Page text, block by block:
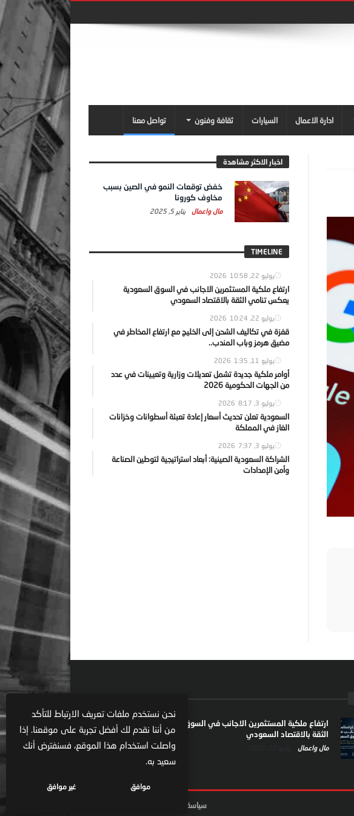
ادارة الاعمال السيارات ثقافة وفنون تواصل معنا
اخبار الاكثر مشاهدة
خفض توقعات النمو في الصين بسبب
مخاوف كورونا
مال واعمال يناير 5, 2025
TIMELINE
يوليو 22, 2026 10:58
ارتفاع ملكية المستثمرين الاجانب في السوق السعودية
يعكس تنامي الثقة بالاقتصاد السعودي
يوليو 22, 2026 10:24
قفزة في تكاليف الشحن إلى الخليج مع ارتفاع المخاطر في
مضيق هرمز وباب المندب..
يوليو 11, 2026 1:35
أوامر ملكية جديدة تشمل تعديلات وزارية وتعيينات في عدد
من الجهات الحكومية 2026
يوليو 3, 2026 8:17
السعودية تعلن تحديث أسعار إعادة تعبئة أسطوانات وخزانات
الغاز في المملكة
يوليو 3, 2026 7:37
الشراكة السعودية الصينية: أبعاد استراتيجية لتوطين الصناعة
وأمن الإمدادات
ارتفاع ملكية المستثمرين الاجانب في السوق السعودية يعكس تنامي
الثقة بالاقتصاد السعودي
مال واعمال
سياسة الخصوصية
نحن نستخدم ملفات تعريف الارتباط للتأكد
من أننا نقدم لك أفضل تجربة على موقعنا. إذا
واصلت استخدام هذا الموقع، فسنفترض أنك
سعيد به.
موافق غير موافق